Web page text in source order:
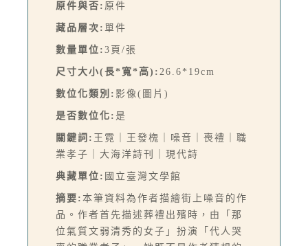
原件與否: 原件
藏品層次: 單件
數量單位: 3頁/張
尺寸大小(長*寬*高): 26.6*19cm
數位化類別: 影像(圖片)
是否數位化: 是
關鍵詞: 王霓｜王發槐｜噪音｜喪禮｜職
業孝子｜大海洋詩刊｜現代詩
典藏單位: 國立臺灣文學館
摘要: 本筆資料為作者描繪街上噪音的作
品。作者首先描述葬禮出殯時，由「那
位氣質文弱清秀的女子」扮演「代人哭